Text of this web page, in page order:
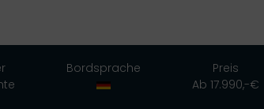
Bordsprache
Preis
Ab 17.990,-€